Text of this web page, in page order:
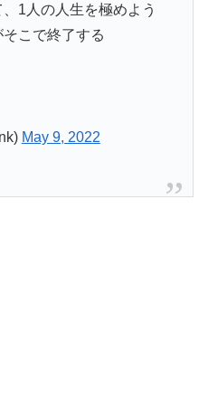
1人の人生を極めよう
こで終了する
May 9, 2022